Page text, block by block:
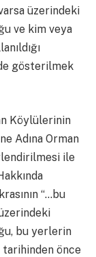
üzerindeki
ve kim veya
gösterilmek
Köylülerinin
Adına Orman
ile
“…bu
bu yerlerin
tarihinden önce